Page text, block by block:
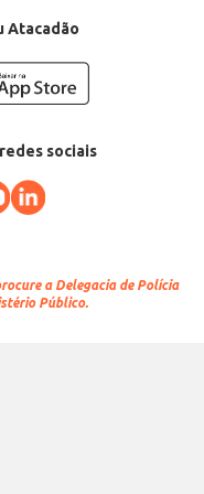
Atacadão
sociais
a Delegacia de Polícia
Público.